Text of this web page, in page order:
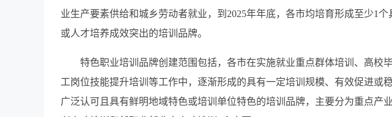
业生产要素供给和城乡劳动者就业，到2025年年底，各市均培育形成至少1
或人才培养成效突出的培训品牌。
特色职业培训品牌创建范围包括，各市在实施就业重点群体培训、高校
工岗位技能提升培训等工作中，逐渐形成的具有一定培训规模、有效促进或
广泛认可且具有鲜明地域特色或培训单位特色的培训品牌，主要分为重点产